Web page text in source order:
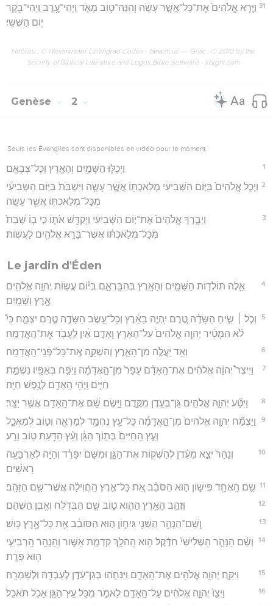
31 וַיַּ֤רְא אֱלֹהִים֙ אֶת־כָּל־אֲשֶׁ֣ר עָשָׂ֔ה וְהִנֵּה־ט֖וֹב מְאֹ֑ד וַֽיְהִי־עֶ֥רֶב וַֽיְהִי־בֹ֖קֶר
י֥וֹם הַשִּׁשִּֽׁי׃
Hébreu : © Westminster Leningrad Codex - tanach.us --- Grec : © 2010 by the
Society of Biblical Literature and Logos Bible Software - sblgnt.com
Genèse 2
Seuls les Évangiles sont disponibles en vidéo pour le moment.
1 וַיְכֻלּ֛וּ הַשָּׁמַ֥יִם וְהָאָ֖רֶץ וְכָל־צְבָאָֽם׃
2 וַיְכַ֤ל אֱלֹהִים֙ בַּיּ֣וֹם הַשְּׁבִיעִ֔י מְלַאכְתּ֖וֹ אֲשֶׁ֣ר עָשָׂ֑ה וַיִּשְׁבֹּת֙ בַּיּ֣וֹם הַשְּׁבִיעִ֔י
מִכָּל־מְלַאכְתּ֖וֹ אֲשֶׁ֥ר עָשָֽׂה׃
3
וַיְבָ֤רֶךְ אֱלֹהִים֙ אֶת־י֣וֹם הַשְּׁבִיעִ֔י וַיְקַדֵּ֖שׁ אֹת֑וֹ כִּ֣י ב֤וֹ שָׁבַת֙
מִכָּל־מְלַאכְתּ֔וֹ אֲשֶׁר־בָּרָ֥א אֱלֹהִ֖ים לַעֲשֽׂוֹת׃
Le jardin d'Éden
4
אֵ֣לֶּה תוֹלְד֧וֹת הַשָּׁמַ֛יִם וְהָאָ֖רֶץ בְּהִבָּֽרְאָ֑ם בְּי֗וֹם עֲשׂ֛וֹת יְהוָ֥ה אֱלֹהִ֖ים
אֶ֥רֶץ וְשָׁמָֽיִם׃
5
וְכֹ֣ל ׀ שִׂ֣יחַ הַשָּׂדֶ֗ה טֶ֚רֶם יִֽהְיֶ֣ה בָאָ֔רֶץ וְכָל־עֵ֥שֶׂב הַשָּׂדֶ֖ה טֶ֣רֶם יִצְמָ֑ח כִּי֩
לֹ֨א הִמְטִ֜יר יְהוָ֤ה אֱלֹהִים֙ עַל־הָאָ֔רֶץ וְאָדָ֣ם אַ֔יִן לַֽעֲבֹ֖ד אֶת־הָֽאֲדָמָֽה׃
6 וְאֵ֖ד יַֽעֲלֶ֣ה מִן־הָאָ֑רֶץ וְהִשְׁקָ֖ה אֶֽת־כָּל־פְּנֵֽי־הָֽאֲדָמָֽה׃
7
וַיִּיצֶר֩ יְהוָ֨ה אֱלֹהִ֜ים אֶת־הָֽאָדָ֗ם עָפָר֙ מִן־הָ֣אֲדָמָ֔ה וַיִּפַּ֥ח בְּאַפָּ֖יו נִשְׁמַ֣ת
חַיִּ֑ים וַֽיְהִ֥י הָֽאָדָ֖ם לְנֶ֥פֶשׁ חַיָּֽה׃
8 וַיִּטַּ֞ע יְהוָ֧ה אֱלֹהִ֛ים גַּן־בְעֵ֖דֶן מִקֶּ֑דֶם וַיָּ֣שֶׂם שָׁ֔ם אֶת־הָֽאָדָ֖ם אֲשֶׁ֥ר יָצָֽר׃
9
וַיַּצְמַ֞ח יְהוָ֤ה אֱלֹהִים֙ מִן־הָ֣אֲדָמָ֔ה כָּל־עֵ֛ץ נֶחְמָ֥ד לְמַרְאֶ֖ה וְט֣וֹב לְמַאֲכָ֑ל
וְעֵ֤ץ הַֽחַיִּים֙ בְּת֣וֹךְ הַגָּ֔ן וְעֵ֕ץ הַדַּ֖עַת ט֥וֹב וָרָֽע׃
10
וְנָהָרּ֙ יֹצֵ֣א מֵעֵ֔דֶן לְהַשְׁק֖וֹת אֶת־הַגָּ֑ן וּמִשָּׁם֙ יִפָּרֵ֔ד וְהָיָ֖ה לְאַרְבָּעָ֥ה
רָאשִֽׁים׃
11 שֵׁ֥ם הָֽאֶחָ֖ד פִּישׁ֑וֹן ה֣וּא הַסֹּבֵ֗ב אֵ֚ת כָּל־אֶ֣רֶץ הַֽחֲוִילָ֔ה אֲשֶׁר־שָׁ֖ם הַזָּהָֽב׃
12 וּֽזֲהַ֛ב הָאָ֥רֶץ הַהִ֖וא ט֑וֹב שָׁ֥ם הַבְּדֹ֖לַח וְאֶ֥בֶן הַשֹּֽׁהַם׃
13 וְשֵֽׁם־הַנָּהָ֥ר הַשֵּׁנִ֖י גִּיח֑וֹן ה֣וּא הַסּוֹבֵ֔ב אֵ֖ת כָּל־אֶ֥רֶץ כּֽוּשׁ׃
14
וְשֵׁ֨ם הַנָּהָ֤ר הַשְּׁלִישִׁי֙ חִדֶּ֔קֶל ה֥וּא הַֽהֹלֵ֖ךְ קִדְמַ֣ת אַשּׁ֑וּר וְהַנָּהָ֥ר הָֽרְבִיעִ֖י
ה֥וּא פְרָֽת׃
15 וַיִּקַּ֛ח יְהוָ֥ה אֱלֹהִ֖ים אֶת־הָֽאָדָ֑ם וַיַּנִּחֵ֣הוּ בְגַן־עֵ֔דֶן לְעָבְדָ֖הּ וּלְשָׁמְרָֽהּ׃
16 וַיְצַו֙ יְהוָ֣ה אֱלֹהִ֔ים עַל־הָֽאָדָ֖ם לֵאמֹ֑ר מִכֹּ֥ל עֵֽץ־הַגָּ֖ן אָכֹ֥ל תֹּאכֵֽל׃